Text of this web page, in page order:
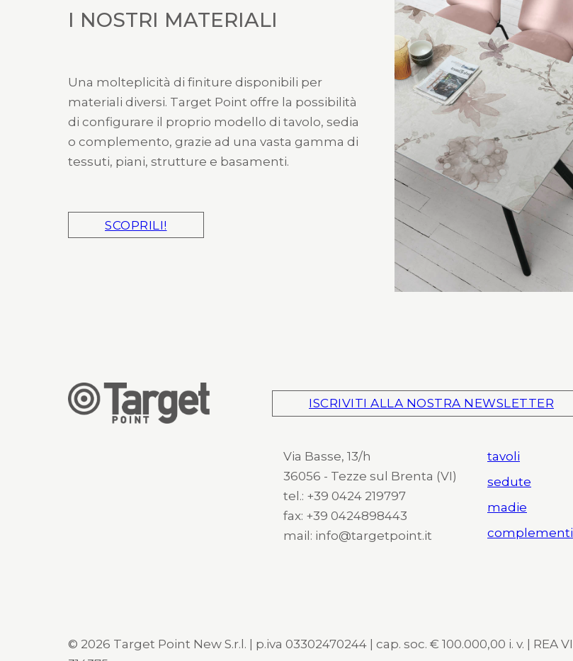
I NOSTRI MATERIALI
Una molteplicità di finiture disponibili per
materiali diversi. Target Point offre la possibilità
di configurare il proprio modello di tavolo, sedia
o complemento, grazie ad una vasta gamma di
tessuti, piani, strutture e basamenti.
SCOPRILI!
ISCRIVITI ALLA NOSTRA NEWSLETTER
Via Basse, 13/h
36056 - Tezze sul Brenta (VI)
tel.: +39 0424 219797
fax: +39 0424898443
mail: info@targetpoint.it
tavoli
sedute
madie
complementi
© 2026 Target Point New S.r.l. | p.iva 03302470244 | cap. soc. € 100.000,00 i. v. | REA VI